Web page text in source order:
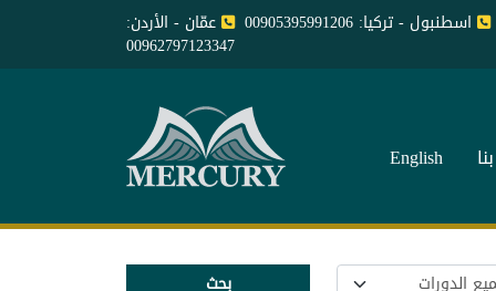
اسطنبول - تركيا: 00905395991206 عمّان - الأردن:
00962797123347
English
بحث